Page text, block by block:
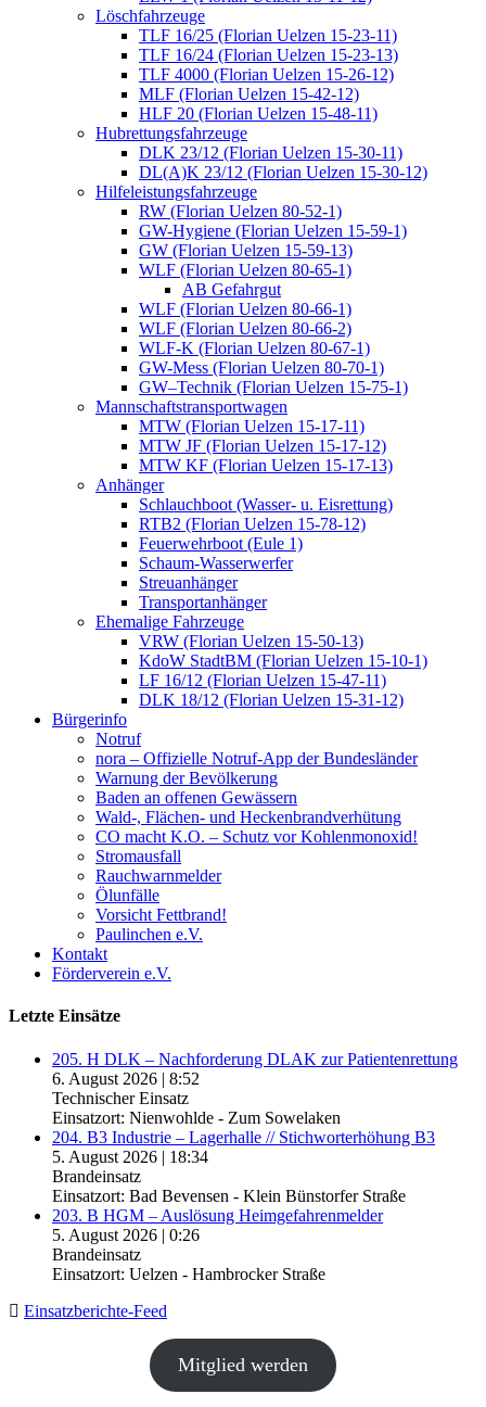
Löschfahrzeuge
TLF 16/25 (Florian Uelzen 15-23-11)
TLF 16/24 (Florian Uelzen 15-23-13)
TLF 4000 (Florian Uelzen 15-26-12)
MLF (Florian Uelzen 15-42-12)
HLF 20 (Florian Uelzen 15-48-11)
Hubrettungsfahrzeuge
DLK 23/12 (Florian Uelzen 15-30-11)
DL(A)K 23/12 (Florian Uelzen 15-30-12)
Hilfeleistungsfahrzeuge
RW (Florian Uelzen 80-52-1)
GW-Hygiene (Florian Uelzen 15-59-1)
GW (Florian Uelzen 15-59-13)
WLF (Florian Uelzen 80-65-1)
AB Gefahrgut
WLF (Florian Uelzen 80-66-1)
WLF (Florian Uelzen 80-66-2)
WLF-K (Florian Uelzen 80-67-1)
GW-Mess (Florian Uelzen 80-70-1)
GW–Technik (Florian Uelzen 15-75-1)
Mannschaftstransportwagen
MTW (Florian Uelzen 15-17-11)
MTW JF (Florian Uelzen 15-17-12)
MTW KF (Florian Uelzen 15-17-13)
Anhänger
Schlauchboot (Wasser- u. Eisrettung)
RTB2 (Florian Uelzen 15-78-12)
Feuerwehrboot (Eule 1)
Schaum-Wasserwerfer
Streuanhänger
Transportanhänger
Ehemalige Fahrzeuge
VRW (Florian Uelzen 15-50-13)
KdoW StadtBM (Florian Uelzen 15-10-1)
LF 16/12 (Florian Uelzen 15-47-11)
DLK 18/12 (Florian Uelzen 15-31-12)
Bürgerinfo
Notruf
nora – Offizielle Notruf-App der Bundesländer
Warnung der Bevölkerung
Baden an offenen Gewässern
Wald-, Flächen- und Heckenbrandverhütung
CO macht K.O. – Schutz vor Kohlenmonoxid!
Stromausfall
Rauchwarnmelder
Ölunfälle
Vorsicht Fettbrand!
Paulinchen e.V.
Kontakt
Förderverein e.V.
Letzte Einsätze
205. H DLK – Nachforderung DLAK zur Patientenrettung
6. August 2026 | 8:52
Technischer Einsatz
Einsatzort: Nienwohlde - Zum Sowelaken
204. B3 Industrie – Lagerhalle // Stichworterhöhung B3
5. August 2026 | 18:34
Brandeinsatz
Einsatzort: Bad Bevensen - Klein Bünstorfer Straße
203. B HGM – Auslösung Heimgefahrenmelder
5. August 2026 | 0:26
Brandeinsatz
Einsatzort: Uelzen - Hambrocker Straße
Einsatzberichte-Feed
Mitglied werden